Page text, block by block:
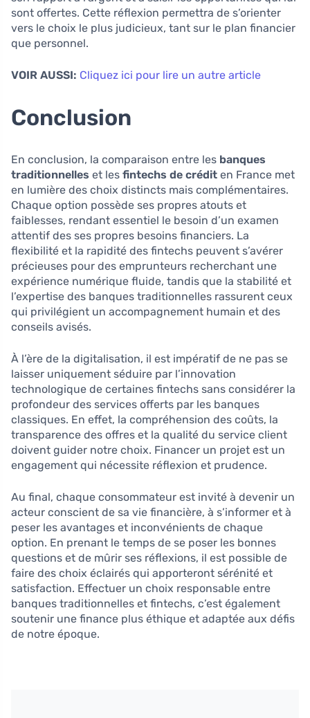
sont offertes. Cette réflexion permettra de s’orienter
vers le choix le plus judicieux, tant sur le plan financier
que personnel.
VOIR AUSSI: Cliquez ici pour lire un autre article
Conclusion
En conclusion, la comparaison entre les banques
traditionnelles et les fintechs de crédit en France met
en lumière des choix distincts mais complémentaires.
Chaque option possède ses propres atouts et
faiblesses, rendant essentiel le besoin d’un examen
attentif des ses propres besoins financiers. La
flexibilité et la rapidité des fintechs peuvent s’avérer
précieuses pour des emprunteurs recherchant une
expérience numérique fluide, tandis que la stabilité et
l’expertise des banques traditionnelles rassurent ceux
qui privilégient un accompagnement humain et des
conseils avisés.
À l’ère de la digitalisation, il est impératif de ne pas se
laisser uniquement séduire par l’innovation
technologique de certaines fintechs sans considérer la
profondeur des services offerts par les banques
classiques. En effet, la compréhension des coûts, la
transparence des offres et la qualité du service client
doivent guider notre choix. Financer un projet est un
engagement qui nécessite réflexion et prudence.
Au final, chaque consommateur est invité à devenir un
acteur conscient de sa vie financière, à s’informer et à
peser les avantages et inconvénients de chaque
option. En prenant le temps de se poser les bonnes
questions et de mûrir ses réflexions, il est possible de
faire des choix éclairés qui apporteront sérénité et
satisfaction. Effectuer un choix responsable entre
banques traditionnelles et fintechs, c’est également
soutenir une finance plus éthique et adaptée aux défis
de notre époque.